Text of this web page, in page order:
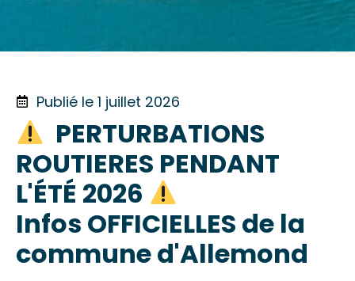
Publié le 1 juillet 2026
PERTURBATIONS
ROUTIERES PENDANT
L'ÉTÉ 2026
Infos OFFICIELLES de la
commune d'Allemond